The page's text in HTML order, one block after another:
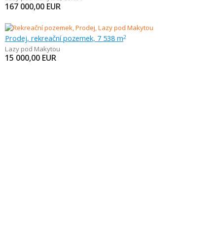
167 000,00 EUR
Prodej, rekreační pozemek, 7 538 m2
Lazy pod Makytou
15 000,00 EUR